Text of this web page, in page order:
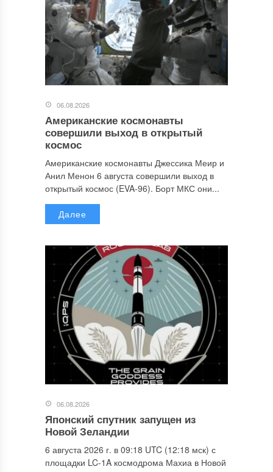
06.08.2026
Американские космонавты
совершили выход в открытый
космос
Американские космонавты Джессика Меир и
Анил Менон 6 августа совершили выход в
открытый космос (EVA-96). Борт МКС они...
Далее
06.08.2026
Японский спутник запущен из
Новой Зеландии
6 августа 2026 г. в 09:18 UTC (12:18 мск) с
площадки LC-1A космодрома Махиа в Новой